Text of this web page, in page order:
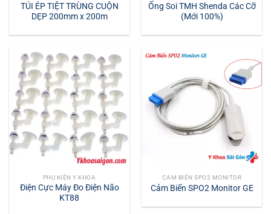
TÚI ÉP TIỆT TRÙNG CUỘN
DẸP 200mm x 200m
Ống Soi TMH Shenda Các Cỡ
(Mới 100%)
PHỤ KIỆN Y KHOA
Điện Cực Máy Đo Điện Não
KT88
CẢM BIẾN SPO2 MONITOR
Cảm Biến SPO2 Monitor GE